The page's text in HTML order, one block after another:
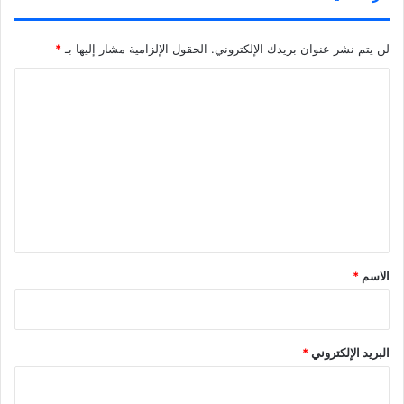
لن يتم نشر عنوان بريدك الإلكتروني. الحقول الإلزامية مشار إليها بـ *
*
الاسم *
البريد الإلكتروني*